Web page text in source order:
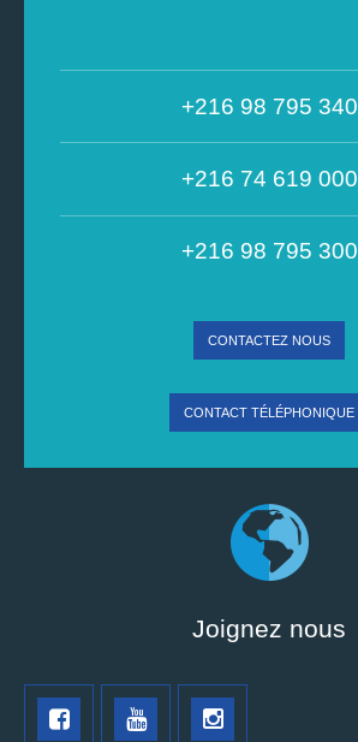
+216 98 795 340
+216 74 619 000
+216 98 795 300
CONTACTEZ NOUS
CONTACT TÉLÉPHONIQUE
Joignez nous